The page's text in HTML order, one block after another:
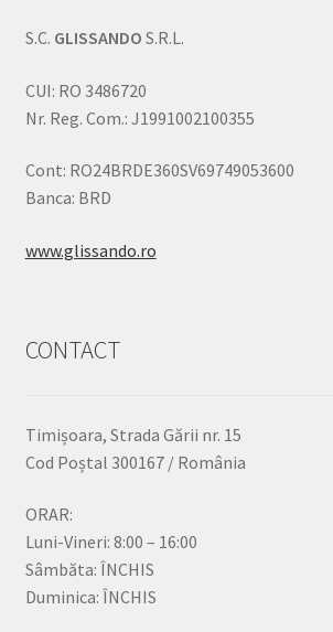
S.C. GLISSANDO S.R.L.
CUI: RO 3486720
Nr. Reg. Com.: J1991002100355
Cont: RO24BRDE360SV69749053600
Banca: BRD
www.glissando.ro
CONTACT
Timișoara, Strada Gării nr. 15
Cod Poștal 300167 / România
ORAR:
Luni-Vineri: 8:00 – 16:00
Sâmbăta: ÎNCHIS
Duminica: ÎNCHIS